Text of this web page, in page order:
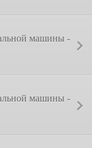
машины -
машины -